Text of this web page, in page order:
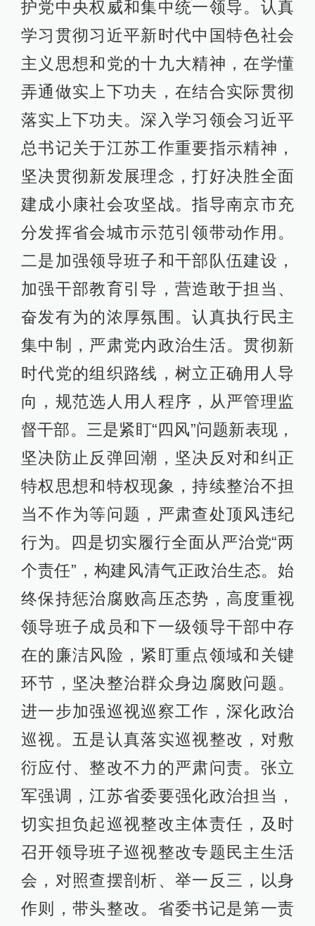
护党中央权威和集中统一领导。认真
学习贯彻习近平新时代中国特色社会
主义思想和党的十九大精神，在学懂
弄通做实上下功夫，在结合实际贯彻
落实上下功夫。深入学习领会习近平
总书记关于江苏工作重要指示精神，
坚决贯彻新发展理念，打好决胜全面
建成小康社会攻坚战。指导南京市充
分发挥省会城市示范引领带动作用。
二是加强领导班子和干部队伍建设，
加强干部教育引导，营造敢于担当、
奋发有为的浓厚氛围。认真执行民主
集中制，严肃党内政治生活。贯彻新
时代党的组织路线，树立正确用人导
向，规范选人用人程序，从严管理监
督干部。三是紧盯“四风”问题新表现，
坚决防止反弹回潮，坚决反对和纠正
特权思想和特权现象，持续整治不担
当不作为等问题，严肃查处顶风违纪
行为。四是切实履行全面从严治党“两
个责任”，构建风清气正政治生态。始
终保持惩治腐败高压态势，高度重视
领导班子成员和下一级领导干部中存
在的廉洁风险，紧盯重点领域和关键
环节，坚决整治群众身边腐败问题。
进一步加强巡视巡察工作，深化政治
巡视。五是认真落实巡视整改，对敷
衍应付、整改不力的严肃问责。张立
军强调，江苏省委要强化政治担当，
切实担负起巡视整改主体责任，及时
召开领导班子巡视整改专题民主生活
会，对照查摆剖析、举一反三，以身
作则，带头整改。省委书记是第一责